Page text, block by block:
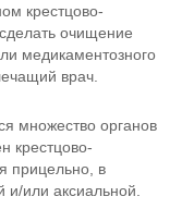
крестцово-
очищение
медикаментозного
врач.
множество органов
крестцово-
прицельно, в
и/или аксиальной.